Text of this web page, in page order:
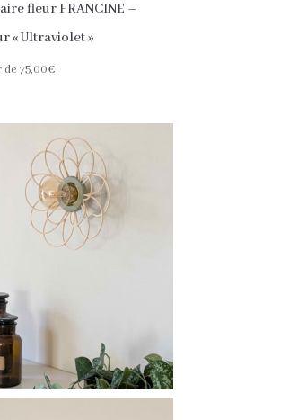
fleur FRANCINE –
« Ultraviolet »
de 75,00€